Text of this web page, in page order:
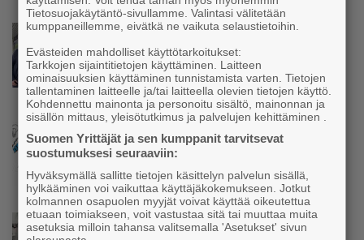
Uutinen
Parikkalassa toimii yhä liike, jollainen alkaa
olla muualla harvinaisuus – Yrittäjä Hilkka
Myllylä tuntee asiakkaidensa jalat kuin
omansa
Nämä yritykset nousivat AAA-luokkaan –
Uutinen
Tietosuojakäytäntö-sivullamme. Valintasi välitetään
kumppaneillemme, eivätkä ne vaikuta selaustietoihin.
Evästeiden mahdolliset käyttötarkoitukset:
Tarkkojen sijaintitietojen käyttäminen. Laitteen
ominaisuuksien käyttäminen tunnistamista varten. Tietojen
tallentaminen laitteelle ja/tai laitteella olevien tietojen käyttö.
Kohdennettu mainonta ja personoitu sisältö, mainonnan ja
sisällön mittaus, yleisötutkimus ja palvelujen kehittäminen .
Suomen Yrittäjät ja sen kumppanit tarvitsevat
suostumuksesi seuraaviin:
Hyväksymällä sallitte tietojen käsittelyn palvelun sisällä,
hylkääminen voi vaikuttaa käyttäjäkokemukseen. Jotkut
kolmannen osapuolen myyjät voivat käyttää oikeutettua
etuaan toimiakseen, voit vastustaa sitä tai muuttaa muita
asetuksia milloin tahansa valitsemalla 'Asetukset' sivun